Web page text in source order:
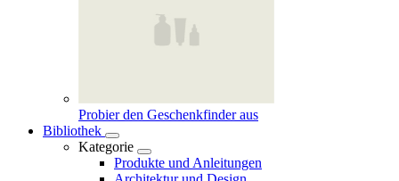
Probier den Geschenkfinder aus
Bibliothek
Kategorie
Produkte und Anleitungen